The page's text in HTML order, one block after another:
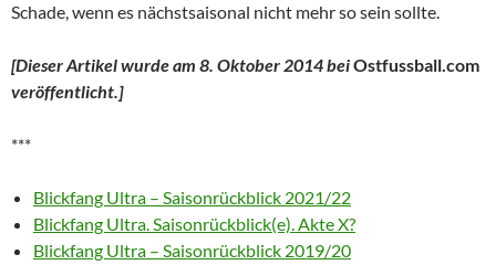
Schade, wenn es nächstsaisonal nicht mehr so sein sollte.
[Dieser Artikel wurde am 8. Oktober 2014 beiOstfussball.com
veröffentlicht.]
***
Blickfang Ultra – Saisonrückblick 2021/22
Blickfang Ultra. Saisonrückblick(e). Akte X?
Blickfang Ultra – Saisonrückblick 2019/20